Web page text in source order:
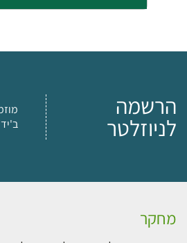
הרשמה
לניוזלטר
מחקר